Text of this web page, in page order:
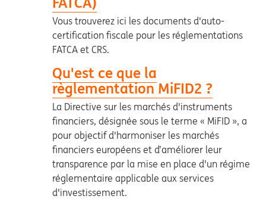
Vous trouverez ici les documents d'auto-
certification fiscale pour les réglementations
FATCA et CRS.
Qu'est ce que la
règlementation MiFID2 ?
La Directive sur les marchés d'instruments
financiers, désignée sous le terme « MiFID », a
pour objectif d'harmoniser les marchés
financiers européens et d’améliorer leur
transparence par la mise en place d'un régime
réglementaire applicable aux services
d'investissement.